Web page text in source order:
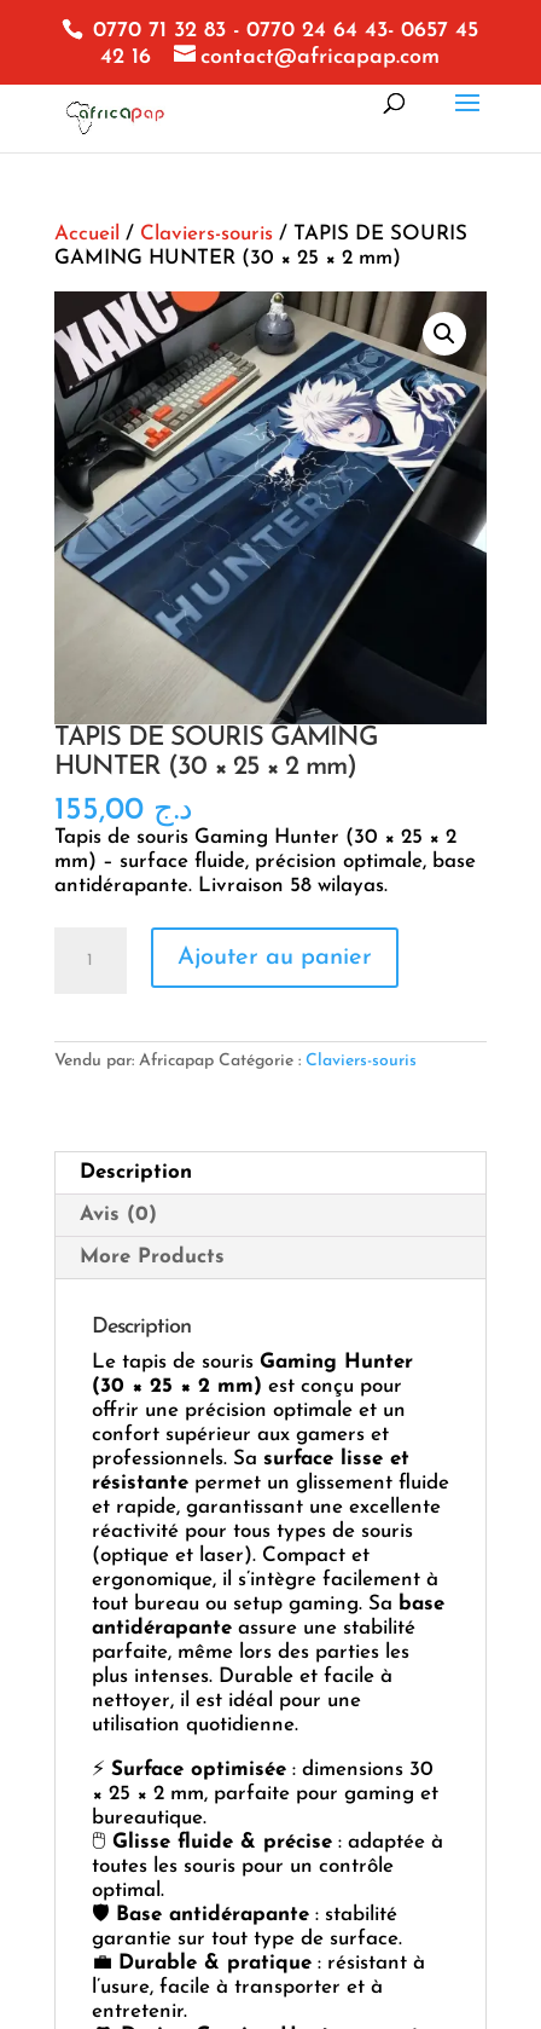
0770 71 32 83 - 0770 24 64 43- 0657 45
42 16
contact@africapap.com
Accueil / Claviers-souris/ TAPIS DE SOURIS
GAMING HUNTER (30 × 25 × 2 mm)
TAPIS DE SOURIS GAMING
HUNTER (30 × 25 × 2 mm)
د.ج 155,00
Tapis de souris Gaming Hunter (30 × 25 × 2
mm) – surface fluide, précision optimale, base
antidérapante. Livraison 58 wilayas.
GAMING
25
Ajouter au panier
Vendu par: Africapap Catégorie : Claviers-souris
Description
Avis (0)
More Products
Description
Le tapis de souris Gaming Hunter
(30 × 25 × 2 mm) est conçu pour
offrir une précision optimale et un
confort supérieur aux gamers et
professionnels. Sa surface lisse et
résistantepermet un glissement fluide
et rapide, garantissant une excellente
réactivité pour tous types de souris
(optique et laser). Compact et
ergonomique, il s’intègre facilement à
tout bureau ou setup gaming. Sa base
antidérapanteassure une stabilité
parfaite, même lors des parties les
plus intenses. Durable et facile à
nettoyer, il est idéal pour une
utilisation quotidienne.
⚡ Surface optimisée: dimensions 30
× 25 × 2 mm, parfaite pour gaming et
bureautique.
🖱️ Glisse fluide & précise: adaptée à
toutes les souris pour un contrôle
optimal.
🛡️ Base antidérapante: stabilité
garantie sur tout type de surface.
💼 Durable & pratique: résistant à
l’usure, facile à transporter et à
entretenir.